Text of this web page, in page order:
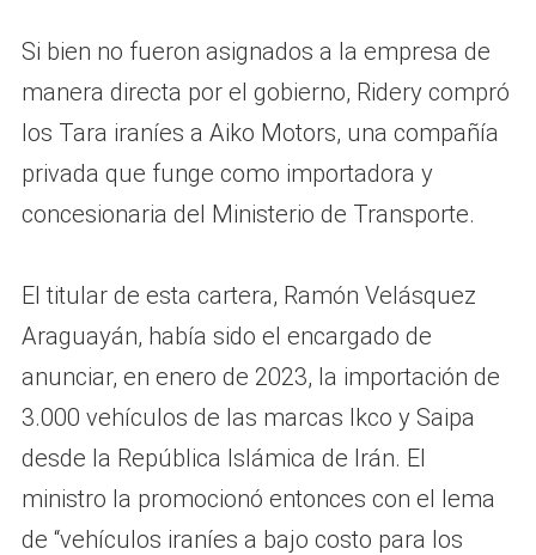
Si bien no fueron asignados a la empresa de
manera directa por el gobierno, Ridery compró
los Tara iraníes a Aiko Motors, una compañía
privada que funge como importadora y
concesionaria del Ministerio de Transporte.
El titular de esta cartera, Ramón Velásquez
Araguayán, había sido el encargado de
anunciar, en enero de 2023, la importación de
3.000 vehículos de las marcas Ikco y Saipa
desde la República Islámica de Irán. El
ministro la promocionó entonces con el lema
de “vehículos iraníes a bajo costo para los